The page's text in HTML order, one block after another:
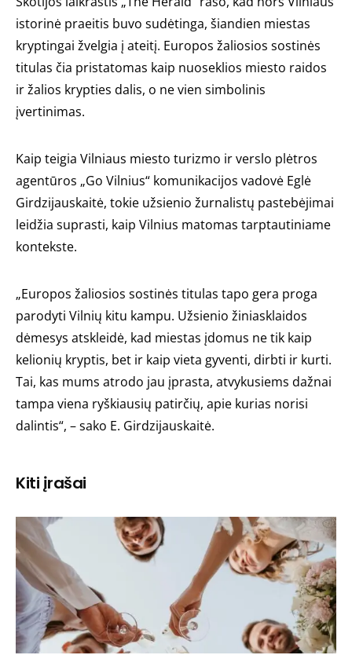
istorinė praeitis buvo sudėtinga, šiandien miestas
kryptingai žvelgia į ateitį. Europos žaliosios sostinės
titulas čia pristatomas kaip nuoseklios miesto raidos
ir žalios krypties dalis, o ne vien simbolinis
įvertinimas.
Kaip teigia Vilniaus miesto turizmo ir verslo plėtros
agentūros „Go Vilnius“ komunikacijos vadovė Eglė
Girdzijauskaitė, tokie užsienio žurnalistų pastebėjimai
leidžia suprasti, kaip Vilnius matomas tarptautiniame
kontekste.
„Europos žaliosios sostinės titulas tapo gera proga
parodyti Vilnių kitu kampu. Užsienio žiniasklaidos
dėmesys atskleidė, kad miestas įdomus ne tik kaip
kelionių kryptis, bet ir kaip vieta gyventi, dirbti ir kurti.
Tai, kas mums atrodo jau įprasta, atvykusiems dažnai
tampa viena ryškiausių patirčių, apie kurias norisi
dalintis“, – sako E. Girdzijauskaitė.
Kiti įrašai